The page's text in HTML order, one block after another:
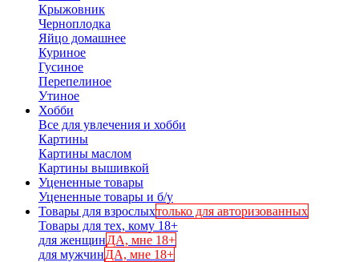
Крыжовник
Черноплодка
Яйцо домашнее
Куриное
Гусиное
Перепелиное
Утиное
Хобби
Все для увлечения и хобби
Картины
Картины маслом
Картины вышивкой
Уцененные товары
Уцененные товары и б/у
Товары для взрослыхтолько для авторизованных
Товары для тех, кому 18+
для женщинДА, мне 18+
для мужчинДА, мне 18+